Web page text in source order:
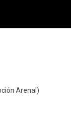
Arenal)